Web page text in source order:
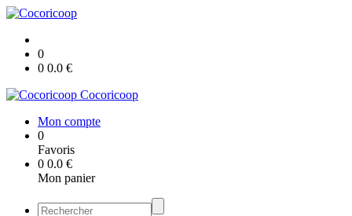
0
0 0.0 €
Cocoricoop
Mon compte
0
Favoris
0 0.0 €
Mon panier